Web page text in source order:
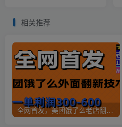
相关推荐
全网首发，美团饿了么老店翻新最新技术，一单利润300-600